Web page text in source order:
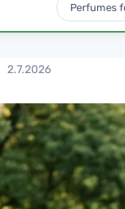
Perfumes
2.7.2026